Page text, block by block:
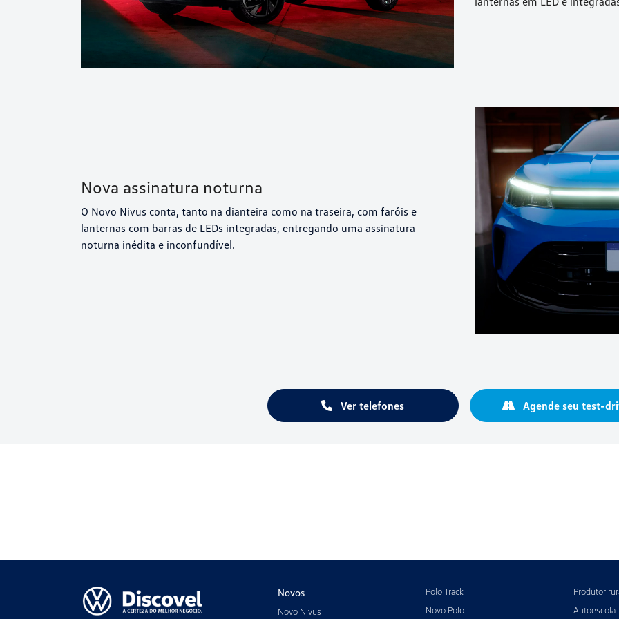
Nova assinatura noturna
O Novo Nivus conta, tanto na dianteira como na traseira, com faróis e
lanternas com barras de LEDs integradas, entregando uma assinatura
noturna inédita e inconfundível.
Ver telefones Agende seu test-
Novos
Novo Nivus
Polo Track
Novo Polo
Produtor
Autoescola